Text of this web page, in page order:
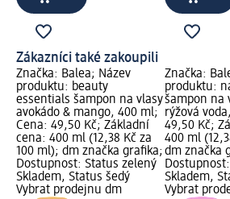
Zákazníci také zakoupili
Značka: Balea; Název
produktu: beauty
essentials šampon na vlasy
avokádo & mango, 400 ml;
Cena: 49,50 Kč; Základní
cena: 400 ml (12,38 Kč za
100 ml); dm značka grafika;
Dostupnost: Status zelený
Skladem, Status šedý
Vybrat prodejnu dm
Značka:
produktu:
šampon na
rýžová
49,50 Kč;
400 ml
dm značka
Skladem,
Vybrat